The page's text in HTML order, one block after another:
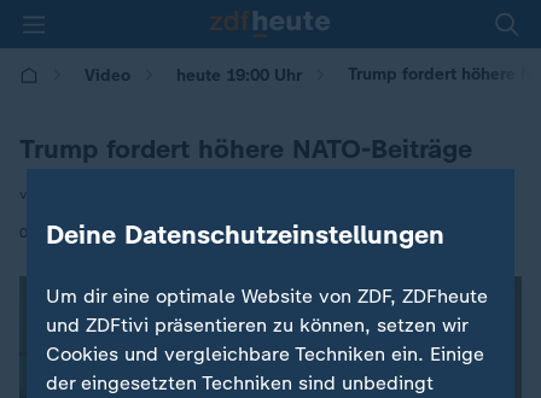
Video heute 19:00 Uhr Trump fordert höhere
Trump fordert höhere NATO-Beiträge
von Ines Trams
08.01.2025 | 19:16
Deine Datenschutzeinstellungen
Um dir eine optimale Website von ZDF, ZDFheute
und ZDFtivi präsentieren zu können, setzen wir
Cookies und vergleichbare Techniken ein. Einige
der eingesetzten Techniken sind unbedingt